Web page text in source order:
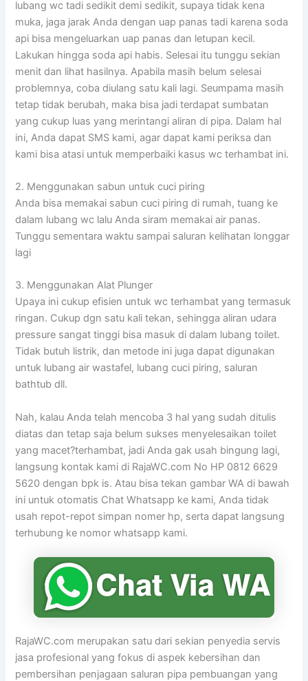
lubang wc tadi sedikit demi sedikit, supaya tidak kena
muka, jaga jarak Anda dengan uap panas tadi karena soda
api bisa mengeluarkan uap panas dan letupan kecil.
Lakukan hingga soda api habis. Selesai itu tunggu sekian
menit dan lihat hasilnya. Apabila masih belum selesai
problemnya, coba diulang satu kali lagi. Seumpama masih
tetap tidak berubah, maka bisa jadi terdapat sumbatan
yang cukup luas yang merintangi aliran di pipa. Dalam hal
ini, Anda dapat SMS kami, agar dapat kami periksa dan
kami bisa atasi untuk memperbaiki kasus wc terhambat ini.
2. Menggunakan sabun untuk cuci piring
Anda bisa memakai sabun cuci piring di rumah, tuang ke
dalam lubang wc lalu Anda siram memakai air panas.
Tunggu sementara waktu sampai saluran kelihatan longgar
lagi
3. Menggunakan Alat Plunger
Upaya ini cukup efisien untuk wc terhambat yang termasuk
ringan. Cukup dgn satu kali tekan, sehingga aliran udara
pressure sangat tinggi bisa masuk di dalam lubang toilet.
Tidak butuh listrik, dan metode ini juga dapat digunakan
untuk lubang air wastafel, lubang cuci piring, saluran
bathtub dll.
Nah, kalau Anda telah mencoba 3 hal yang sudah ditulis
diatas dan tetap saja belum sukses menyelesaikan toilet
yang macet?terhambat, jadi Anda gak usah bingung lagi,
langsung kontak kami di RajaWC.com No HP 0812 6629
5620 dengan bpk is. Atau bisa tekan gambar WA di bawah
ini untuk otomatis Chat Whatsapp ke kami, Anda tidak
usah repot-repot simpan nomer hp, serta dapat langsung
terhubung ke nomor whatsapp kami.
RajaWC.com merupakan satu dari sekian penyedia servis
jasa profesional yang fokus di aspek kebersihan dan
pembersihan penjagaan saluran pipa pembuangan yang